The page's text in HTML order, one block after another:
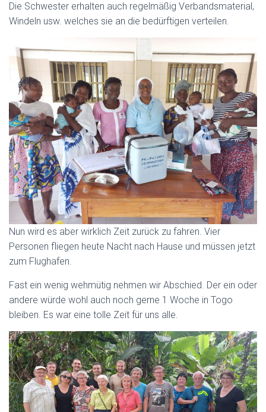
Die Schwester erhalten auch regelmäßig Verbandsmaterial,
Windeln usw. welches sie an die bedürftigen verteilen.
Nun wird es aber wirklich Zeit zurück zu fahren. Vier
Personen fliegen heute Nacht nach Hause und müssen jetzt
zum Flughafen.
Fast ein wenig wehmütig nehmen wir Abschied. Der ein oder
andere würde wohl auch noch gerne 1 Woche in Togo
bleiben. Es war eine tolle Zeit für uns alle.